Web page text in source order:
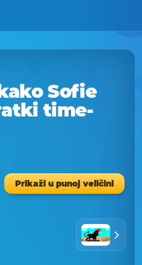
Sofie
time-
Prikaži u punoj veličini